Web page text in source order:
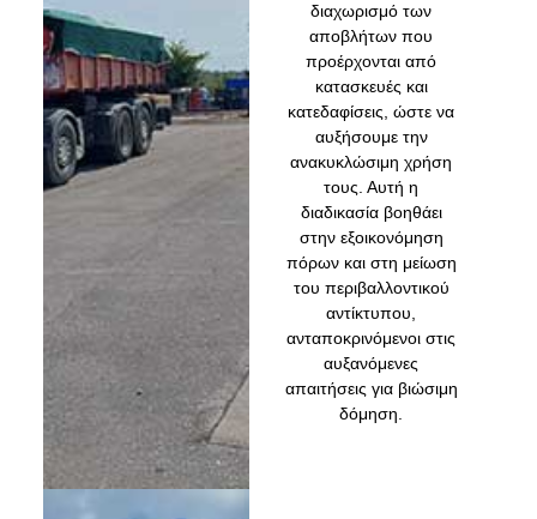
διαχωρισμό των
αποβλήτων που
προέρχονται από
κατασκευές και
κατεδαφίσεις, ώστε να
αυξήσουμε την
ανακυκλώσιμη χρήση
τους. Αυτή η
διαδικασία βοηθάει
στην εξοικονόμηση
πόρων και στη μείωση
του περιβαλλοντικού
αντίκτυπου,
ανταποκρινόμενοι στις
αυξανόμενες
απαιτήσεις για βιώσιμη
δόμηση.